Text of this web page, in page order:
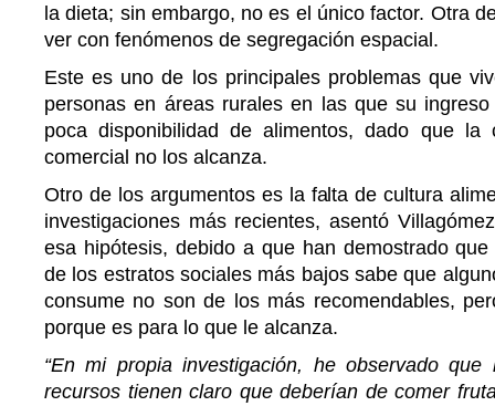
la dieta; sin embargo, no es el único factor. Otra
ver con fenómenos de segregación espacial.
Este es uno de los principales problemas que
personas en áreas rurales en las que su
poca disponibilidad de alimentos, dado que la
comercial no los alcanza.
Otro de los argumentos es la falta de cultura
investigaciones más recientes, asentó
esa hipótesis, debido a que han demostrado
de los estratos sociales más bajos sabe que
consume no son de los más recomendables,
porque es para lo que le alcanza.
“En mi propia investigación, he observado
recursos tienen claro que deberían de comer